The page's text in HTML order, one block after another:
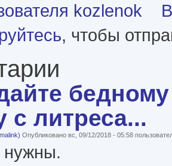
kozlenok
, чтобы
с литреса...
Опубликовано вс, 09/12/2018 - 05:58
нужны.